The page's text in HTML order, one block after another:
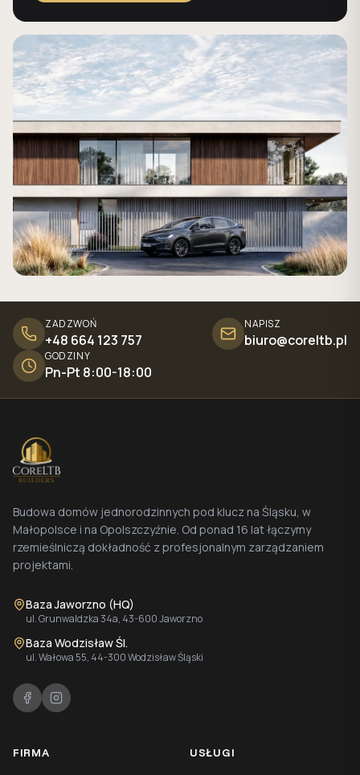
ZADZWOŃ
+48 664 123 757
NAPISZ
biuro@coreltb.pl
GODZINY
Pn-Pt 8:00-18:00
Budowa domów jednorodzinnych pod klucz na Śląsku, w
Małopolsce i na Opolszczyźnie. Od ponad 16 lat łączymy
rzemieślniczą dokładność z profesjonalnym zarządzaniem
projektami.
Baza Jaworzno (HQ)
ul. Grunwaldzka 34a, 43-600 Jaworzno
Baza Wodzisław Śl.
ul. Wałowa 55, 44-300 Wodzisław Śląski
FIRMA USŁUGI